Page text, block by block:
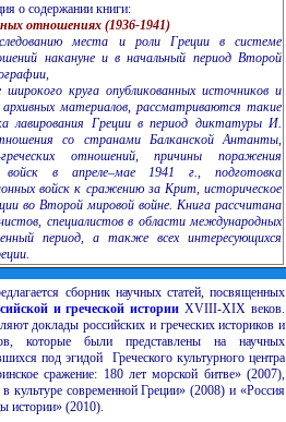
о содержании книги:
отношениях (1936-1941)
места и роли Греции в системе
накануне и в начальный период Второй
широкого круга опубликованных источников и
архивных материалов, рассматриваются такие
лавирования Греции в период диктатуры И.
со странами Балканской Антанты,
отношений, причины поражения
войск в апреле–мае 1941 г., подготовка
войск к сражению за Крит, историческое
во Второй мировой войне. Книга рассчитана
специалистов в области международных
период, а также всех интересующихся
сборник научных статей, посвященных
и греческой истории XVIII-XIX веков.
доклады российских и греческих историков и
которые были представлены на научных
под эгидой Греческого культурного центра
сражение: 180 лет морской битве» (2007),
в культуре современной Греции» (2008) и «Россия
истории» (2010).